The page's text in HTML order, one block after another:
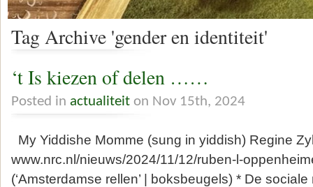
Tag Archive 'gender en identiteit'
‘t Is kiezen of delen ……
Posted in actualiteit on Nov 15th, 2024
My Yiddishe Momme (sung in yiddish) Regine
www.nrc.nl/nieuws/2024/11/12/ruben-l-
(‘Amsterdamse rellen’ | boksbeugels) * De